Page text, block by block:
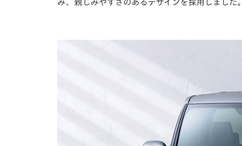
み、親しみやすさのあるデザインを採用しました。